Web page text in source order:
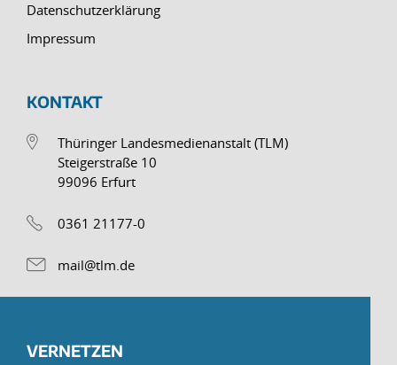
Datenschutzerklärung
Impressum
KONTAKT
Thüringer Landesmedienanstalt (TLM)
Steigerstraße 10
99096 Erfurt
0361 21177-0
mail@tlm.de
VERNETZEN